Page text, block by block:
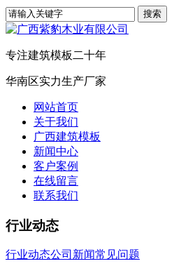
专注建筑模板二十年
华南区实力生产厂家
网站首页
关于我们
广西建筑模板
新闻中心
客户案例
在线留言
联系我们
行业动态
行业动态公司新闻常见问题